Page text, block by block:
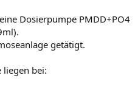
Dosierpumpe PMDD+PO4
getätigt.
liegen bei: